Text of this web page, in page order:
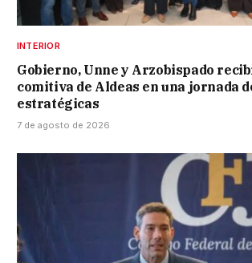
INTERIOR
Gobierno, Unne y Arzobispado
comitiva de Aldeas en una jornada
estratégicas
7 de agosto de 2026